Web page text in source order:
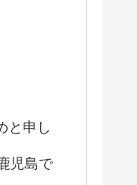
と申し
児島で